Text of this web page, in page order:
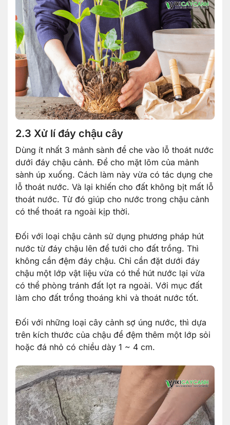
2.3 Xử lí đáy chậu cây
Dùng ít nhất 3 mảnh sành để che vào lỗ thoát nước
dưới đáy chậu cảnh. Để cho mặt lõm của mảnh
sành úp xuống. Cách làm này vừa có tác dụng che
lỗ thoát nước. Và lại khiến cho đất không bịt mất lỗ
thoát nước. Từ đó giúp cho nước trong chậu cảnh
có thể thoát ra ngoài kịp thời.
Đối với loại chậu cảnh sử dụng phương pháp hút
nước từ đáy chậu lên để tưới cho đất trồng. Thì
không cần đệm đáy chậu. Chỉ cần đặt dưới đáy
chậu một lớp vật liệu vừa có thể hút nước lại vừa
có thể phòng tránh đất lọt ra ngoài. Với mục đất
làm cho đất trồng thoáng khi và thoát nước tốt.
Đối với những loại cây cảnh sợ úng nước, thì dựa
trên kích thước của chậu để đệm thêm một lớp sỏi
hoặc đá nhỏ có chiều dày 1 ~ 4 cm.